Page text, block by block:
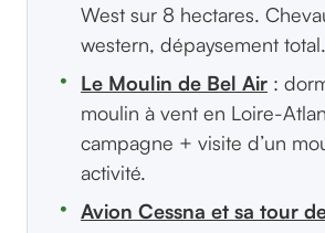
West sur 8 hectares.
western, dépaysement total.
Le Moulin de Bel Air :
moulin à vent en Loire-
campagne + visite d’un
activité.
Avion Cessna et sa tour